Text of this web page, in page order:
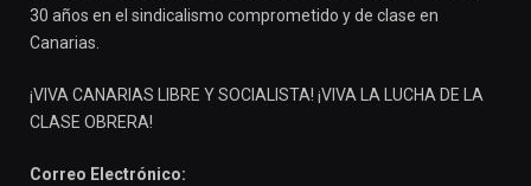
30 años en el sindicalismo comprometido y de clase en
Canarias.
¡VIVA CANARIAS LIBRE Y SOCIALISTA! ¡VIVA LA LUCHA DE LA
CLASE OBRERA!
Correo Electrónico: